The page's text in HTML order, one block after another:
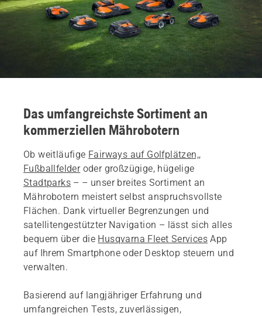
Das umfangreichste Sortiment an
kommerziellen Mährobotern
Ob weitläufige Fairways auf Golfplätzen,,
Fußballfelderoder großzügige, hügelige
Stadtparks – – unser breites Sortiment an
Mährobotern meistert selbst anspruchsvollste
Flächen. Dank virtueller Begrenzungen und
satellitengestützter Navigation – lässt sich alles
bequem über die Husqvarna Fleet Services App
auf Ihrem Smartphone oder Desktop steuern und
verwalten.
Basierend auf langjähriger Erfahrung und
umfangreichen Tests, zuverlässigen,